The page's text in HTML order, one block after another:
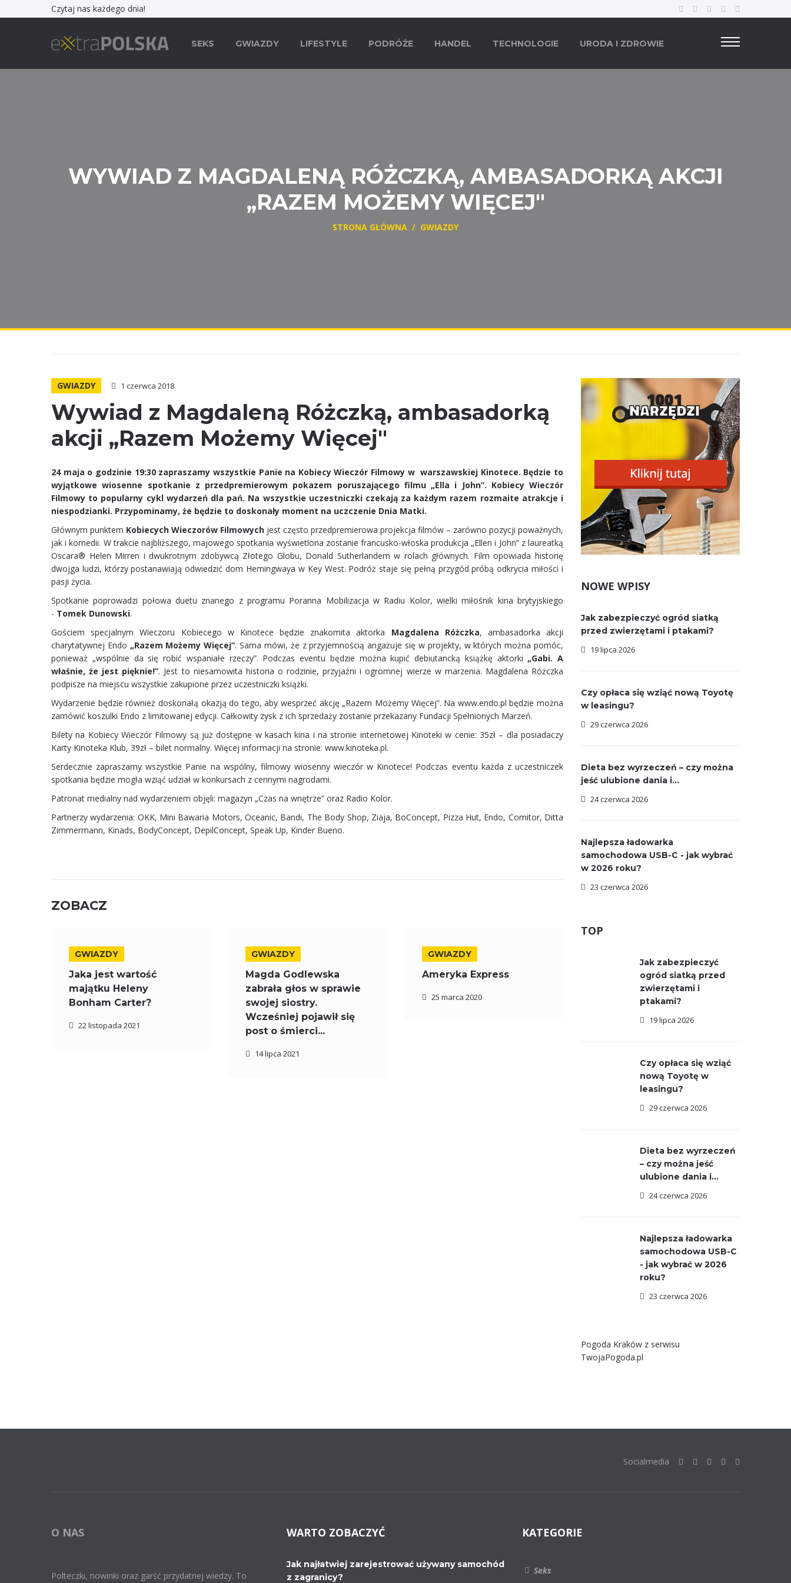
Czytaj nas każdego dnia!
SEKS GWIAZDY LIFESTYLE PODRÓŻE HANDEL TECHNOLOGIE URODA I ZDROWIE
WYWIAD Z MAGDALENĄ RÓŻCZKĄ, AMBASADORKĄ AKCJI
„RAZEM MOŻEMY WIĘCEJ"
STRONA GŁÓWNA / GWIAZDY
GWIAZDY 1 czerwca 2018
Wywiad z Magdaleną Różczką, ambasadorką
akcji „Razem Możemy Więcej"
24 maja o godzinie 19:30 zapraszamy wszystkie Panie na Kobiecy Wieczór Filmowy w warszawskiej Kinotece. Będzie to
wyjątkowe wiosenne spotkanie z przedpremierowym pokazem poruszającego filmu „Ella i John”. Kobiecy Wieczór
Filmowy to popularny cykl wydarzeń dla pań. Na wszystkie uczestniczki czekają za każdym razem rozmaite atrakcje i
niespodzianki. Przypominamy, że będzie to doskonały moment na uczczenie Dnia Matki.
Głównym punktem Kobiecych Wieczorów Filmowych jest często przedpremierowa projekcja filmów – zarówno pozycji poważnych,
jak i komedii. W trakcie najbliższego, majowego spotkania wyświetlona zostanie francusko-włoska produkcja „Ellen i John” z laureatką
Oscara® Helen Mirren i dwukrotnym zdobywcą Złotego Globu, Donald Sutherlandem w rolach głównych. Film opowiada historię
dwojga ludzi, którzy postanawiają odwiedzić dom Hemingwaya w Key West. Podróż staje się pełną przygód próbą odkrycia miłości i
pasji życia.
Spotkanie poprowadzi połowa duetu znanego z programu Poranna Mobilizacja w Radiu Kolor, wielki miłośnik kina brytyjskiego
- Tomek Dunowski.
Gościem specjalnym Wieczoru Kobiecego w Kinotece będzie znakomita aktorka Magdalena Różczka, ambasadorka akcji
charytatywnej Endo „Razem Możemy Więcej”. Sama mówi, że z przyjemnością angażuje się w projekty, w których można pomóc,
ponieważ „wspólnie da się robić wspaniałe rzeczy”. Podczas eventu będzie można kupić debiutancką książkę aktorki „Gabi. A
właśnie, że jest pięknie!”. Jest to niesamowita historia o rodzinie, przyjaźni i ogromnej wierze w marzenia. Magdalena Różczka
podpisze na miejscu wszystkie zakupione przez uczestniczki książki.
Wydarzenie będzie również doskonałą okazją do tego, aby wesprzeć akcję „Razem Możemy Więcej”. Na www.endo.pl będzie można
zamówić koszulki Endo z limitowanej edycji. Całkowity zysk z ich sprzedaży zostanie przekazany Fundacji Spełnionych Marzeń.
Bilety na Kobiecy Wieczór Filmowy są już dostępne w kasach kina i na stronie internetowej Kinoteki w cenie: 35zł – dla posiadaczy
Karty Kinoteka Klub, 39zł – bilet normalny. Więcej informacji na stronie: www.kinoteka.pl.
Serdecznie zapraszamy wszystkie Panie na wspólny, filmowy wiosenny wieczór w Kinotece! Podczas eventu każda z uczestniczek
spotkania będzie mogła wziąć udział w konkursach z cennymi nagrodami.
Patronat medialny nad wydarzeniem objęli: magazyn „Czas na wnętrze” oraz Radio Kolor.
Partnerzy wydarzenia: OKK, Mini Bawaria Motors, Oceanic, Bandi, The Body Shop, Ziaja, BoConcept, Pizza Hut, Endo, Comitor, Ditta
Zimmermann, Kinads, BodyConcept, DepilConcept, Speak Up, Kinder Bueno.
ZOBACZ
GWIAZDY
Jaka jest wartość
majątku Heleny
Bonham Carter?
22 listopada 2021
GWIAZDY
Magda Godlewska
zabrała głos w sprawie
swojej siostry.
Wcześniej pojawił się
post o śmierci...
14 lipca 2021
GWIAZDY
Ameryka Express
25 marca 2020
NOWE WPISY
Jak zabezpieczyć ogród siatką
przed zwierzętami i ptakami?
19 lipca 2026
Czy opłaca się wziąć nową Toyotę
w leasingu?
29 czerwca 2026
Dieta bez wyrzeczeń – czy można
jeść ulubione dania i...
24 czerwca 2026
Najlepsza ładowarka
samochodowa USB-C - jak wybrać
w 2026 roku?
23 czerwca 2026
TOP
Jak zabezpieczyć
ogród siatką przed
zwierzętami i
ptakami?
19 lipca 2026
Czy opłaca się wziąć
nową Toyotę w
leasingu?
29 czerwca 2026
Dieta bez wyrzeczeń
– czy można jeść
ulubione dania i...
24 czerwca 2026
Najlepsza ładowarka
samochodowa USB-C
- jak wybrać w 2026
roku?
23 czerwca 2026
Pogoda Kraków z serwisu
TwojaPogoda.pl
Socialmedia
O NAS
Polteczki, nowinki oraz garść przydatnej wiedzy. To
WARTO ZOBACZYĆ
Jak najłatwiej zarejestrować używany samochód
z zagranicy?
KATEGORIE
Seks